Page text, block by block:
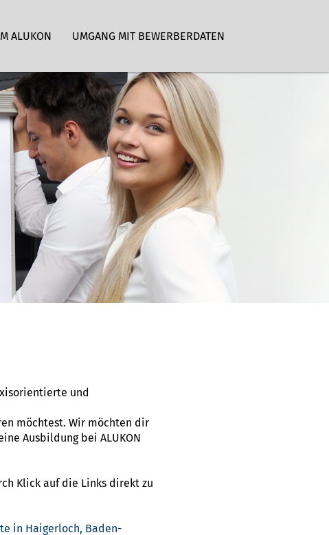
ALUKON UMGANG MIT BEWERBERDATEN
und
möchtest. Wir möchten dir
Ausbildung bei ALUKON
Klick auf die Links direkt zu
in Haigerloch, Baden-